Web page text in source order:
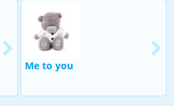
Me to you